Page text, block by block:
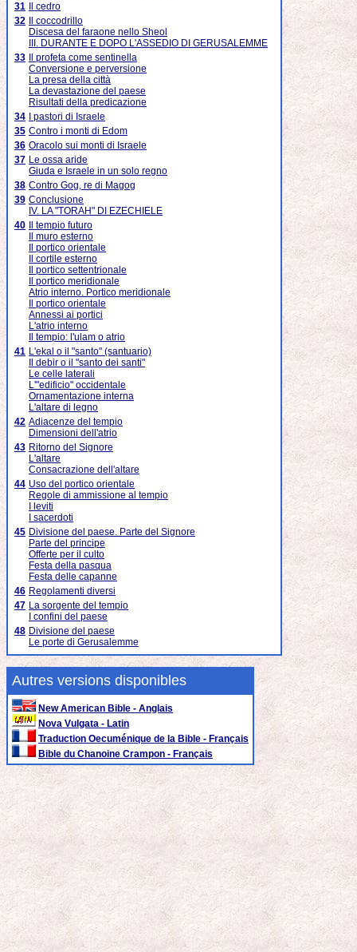
31
Il cedro
32
Il coccodrillo
Discesa del faraone nello Sheol
III. DURANTE E DOPO L'ASSEDIO DI GERUSALEMME
33
Il profeta come sentinella
Conversione e perversione
La presa della città
La devastazione del paese
Risultati della predicazione
34
I pastori di Israele
35 Contro i monti di Edom
36 Oracolo sui monti di Israele
37 Le ossa aride
Giuda e Israele in un solo regno
38 Contro Gog, re di Magog
39 Conclusione
IV. LA "TORAH" DI EZECHIELE
40
Il tempio futuro
Il muro esterno
Il portico orientale
Il cortile esterno
Il portico settentrionale
Il portico meridionale
Atrio interno. Portico meridionale
Il portico orientale
Annessi ai portici
L'atrio interno
Il tempio: l'ulam o atrio
41 L'ekal o il "santo" (santuario)
Il debir o il "santo dei santi"
Le celle laterali
L'"edificio" occidentale
Ornamentazione interna
L'altare di legno
42 Adiacenze del tempio
Dimensioni dell'atrio
43 Ritorno del Signore
L'altare
Consacrazione dell'altare
44 Uso del portico orientale
Regole di ammissione al tempio
I leviti
I sacerdoti
45 Divisione del paese. Parte del Signore
Parte del principe
Offerte per il culto
Festa della pasqua
Festa delle capanne
46 Regolamenti diversi
47 La sorgente del tempio
I confini del paese
48 Divisione del paese
Le porte di Gerusalemme
Autres versions disponibles
New American Bible - Anglais
Nova Vulgata - Latin
Traduction Oecuménique de la Bible - Français
Bible du Chanoine Crampon - Français